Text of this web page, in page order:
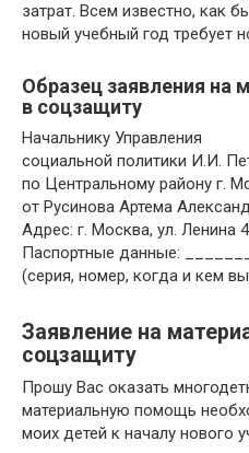
затрат. Всем известно, как
новый учебный год требует
Образец заявления
в соцзащиту
Начальнику Управления
социальной политики И.И.
по Центральному району г.
от Русинова Артема
Адрес: г. Москва, ул. Ленина
Паспортные данные:
(серия, номер, когда и кем
Заявление на
соцзащиту
Прошу Вас оказать
материальную помощь
моих детей к началу нового